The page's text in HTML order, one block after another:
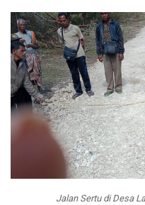
Jalan Sertu di Desa